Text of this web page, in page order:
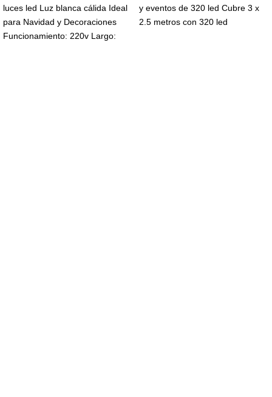
luces led Luz blanca cálida Ideal
para Navidad y Decoraciones
Funcionamiento: 220v Largo:
y eventos de 320 led Cubre 3 x
2.5 metros con 320 led